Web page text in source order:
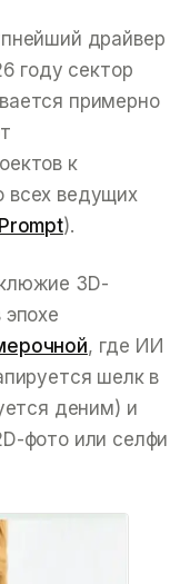
драйвер
году сектор
примерно
к
всех ведущих
).
3D-
, где ИИ
шелк в
деним) и
фото или селфи